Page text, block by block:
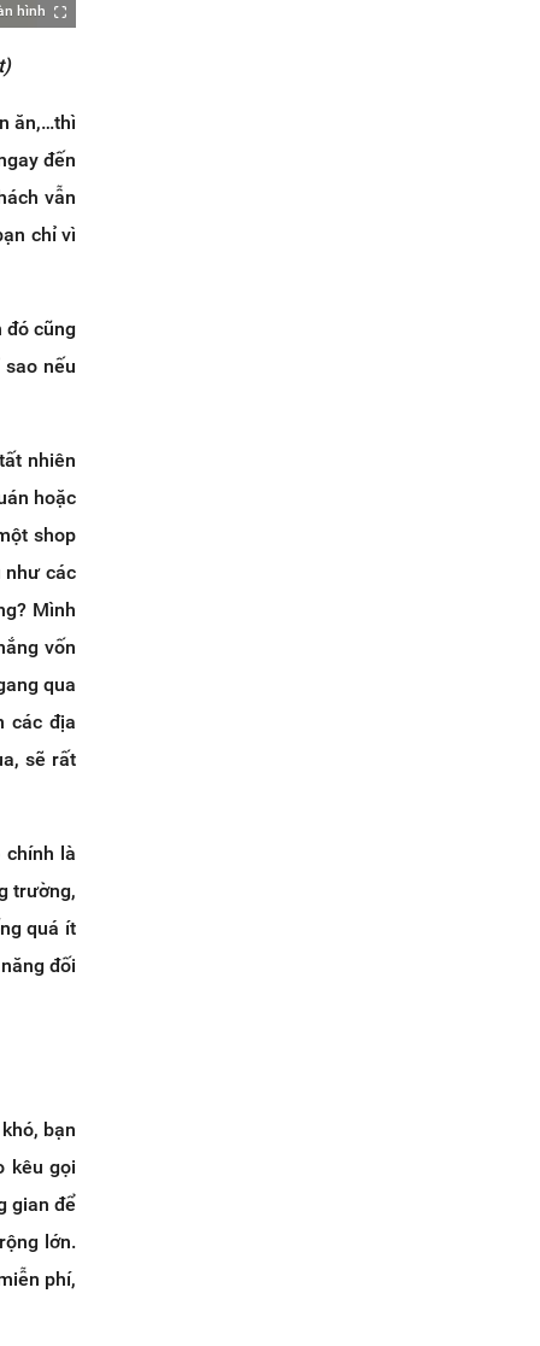
hình
ăn,…thì
đến
vẫn
chỉ vì
đó cũng
nếu
nhiên
hoặc
shop
như các
Mình
vốn
qua
các địa
sẽ rất
chính là
trường,
quá ít
đối
bạn
kêu gọi
gian để
lớn.
phí,